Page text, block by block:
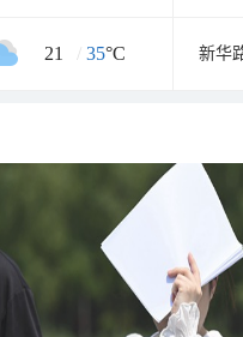
21 / 35°C 新华